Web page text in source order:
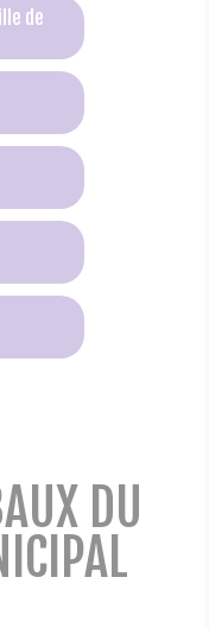
de
DU